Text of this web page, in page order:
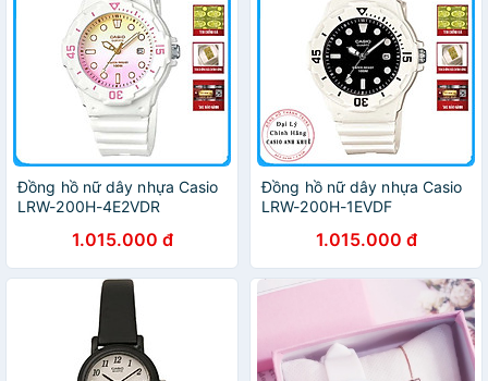
Đồng hồ nữ dây nhựa Casio
LRW-200H-4E2VDR
1.015.000 đ
Đồng hồ nữ dây nhựa Casio
LRW-200H-1EVDF
1.015.000 đ